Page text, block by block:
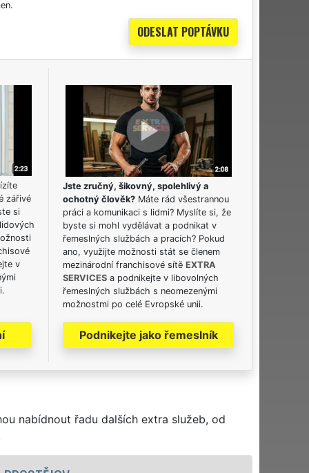
zářivé
si
v
Jste zručný, šikovný, spolehlivý a
ochotný člověk? Máte rád všestrannou
práci a komunikaci s lidmi? Myslíte si, že
byste si mohl vydělávat a podnikat v
řemeslných službách a pracích? Pokud
ano, využijte možnosti stát se členem
mezinárodní franchisové sítě EXTRA
SERVICES a podnikejte v libovolných
řemeslných službách s neomezenými
možnostmi po celé Evropské unii.
Podnikejte jako řemeslník
nabídnout řadu dalších extra služeb, od